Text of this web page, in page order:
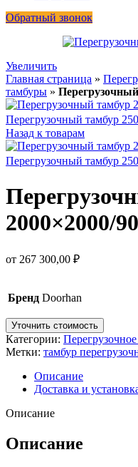
Обратный звонок
Увеличить
Главная страница »
тамбуры »
Перегрузочный тамбур
Назад к товарам
Перегрузочный тамбур
2000×2000/90
от 267 300,00 ₽
Бренд Doorhan
Уточнить стоимость
Категории:
Метки: тамбур
Описание
Доставка и
Описание
Описание